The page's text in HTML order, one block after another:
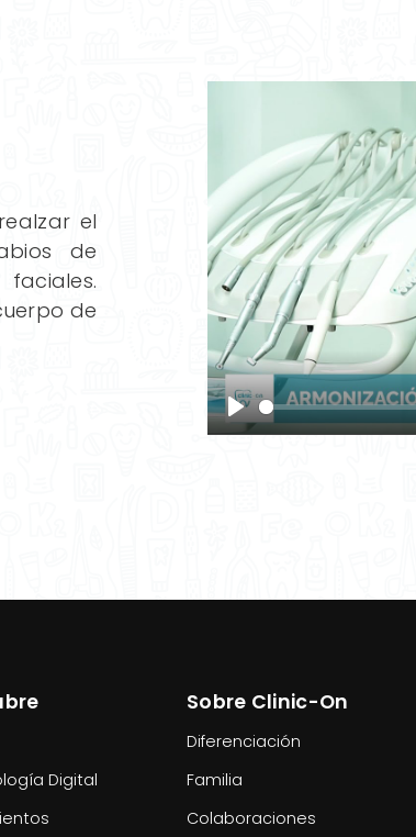
el
de
de
Play
Digital
Sobre Clinic-On
Diferenciación
Familia
Colaboraciones